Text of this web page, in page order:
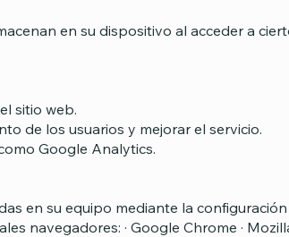
en su dispositivo al acceder a
sitio web.
de los usuarios y mejorar el servicio.
Google Analytics.
en su equipo mediante la
navegadores: · Google Chrome ·